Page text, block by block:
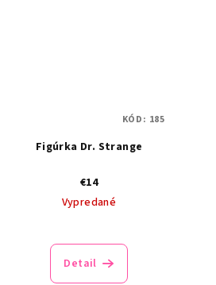
Figúrka Dr. Strange
€14
Vypredané
Detail
KÓD: 185